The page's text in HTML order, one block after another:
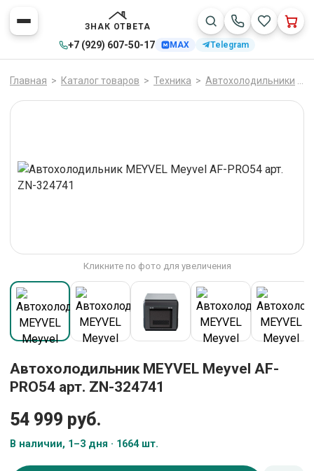
ЗНАК ОТВЕТА
+7 (929) 607-50-17 MAX Telegram
Главная > Каталог товаров > Техника > Автохолодильники
Кликните по фото для увеличения
Автохолодильник MEYVEL Meyvel AF-
PRO54 арт. ZN-324741
54 999 руб.
В наличии, 1–3 дня · 1664 шт.